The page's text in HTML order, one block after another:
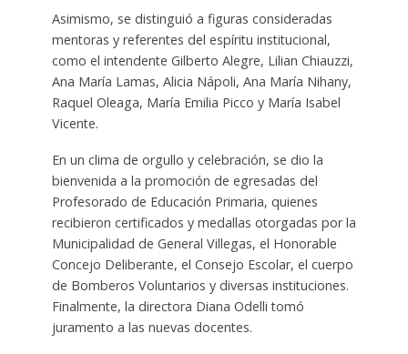
Asimismo, se distinguió a figuras consideradas
mentoras y referentes del espíritu institucional,
como el intendente Gilberto Alegre, Lilian Chiauzzi,
Ana María Lamas, Alicia Nápoli, Ana María Nihany,
Raquel Oleaga, María Emilia Picco y María Isabel
Vicente.
En un clima de orgullo y celebración, se dio la
bienvenida a la promoción de egresadas del
Profesorado de Educación Primaria, quienes
recibieron certificados y medallas otorgadas por la
Municipalidad de General Villegas, el Honorable
Concejo Deliberante, el Consejo Escolar, el cuerpo
de Bomberos Voluntarios y diversas instituciones.
Finalmente, la directora Diana Odelli tomó
juramento a las nuevas docentes.